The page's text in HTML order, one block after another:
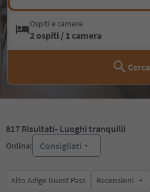
Ospiti e camere
2 ospiti / 1 camera
Cerca
817 Risultati- Luoghi tranquilli
Ordina: Consigliati
Alto Adige Guest Pass Recensioni